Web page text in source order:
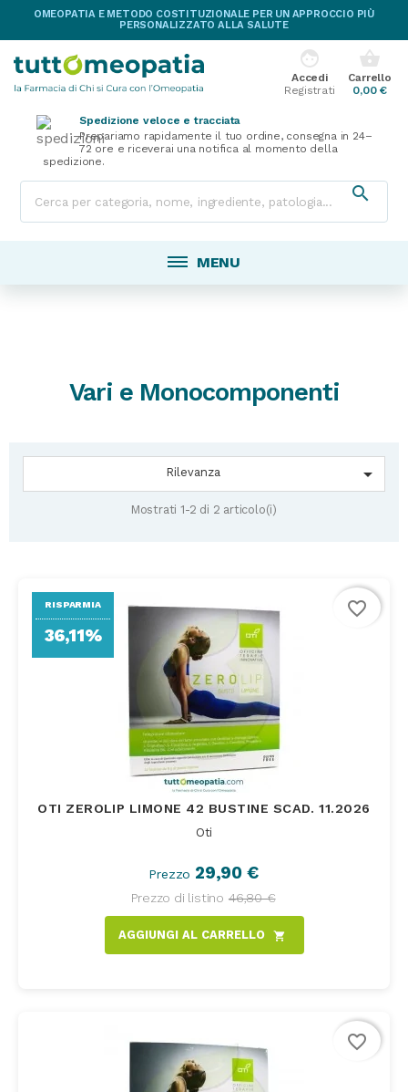
OMEOPATIA E METODO COSTITUZIONALE PER UN APPROCCIO PIÙ
PERSONALIZZATO ALLA SALUTE
shopping_basket
Carrello
0,00 €
face
Accedi
Registrati
Spedizione veloce e tracciata
Prepariamo rapidamente il tuo ordine, consegna in 24–
72 ore e riceverai una notifica al momento della
spedizione.

MENU
Vari e Monocomponenti
Rilevanza 
Mostrati 1-2 di 2 articolo(i)
OTI ZEROLIP LIMONE 42 BUSTINE SCAD. 11.2026
Oti
Prezzo 29,90 €
Prezzo di listino 46,80 €
AGGIUNGI AL CARRELLO shopping_cart
RISPARMIA
36,11%
favorite_border
favorite_border